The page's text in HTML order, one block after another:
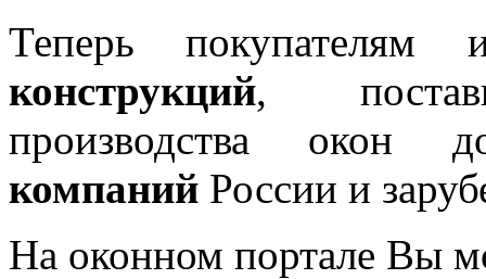
Теперь покупателям
конструкций,
производства окон
компаний России и
На оконном портале Вы